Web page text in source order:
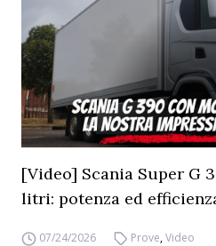
[Video] Scania Super G
litri: potenza ed
07/24/2026 Prove,Video